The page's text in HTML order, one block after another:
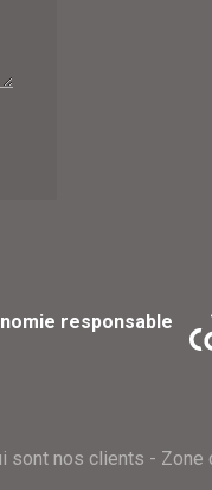
responsable
sont nos clients - Zone